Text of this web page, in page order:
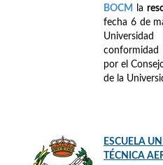
BOCM
la
fecha 6 de
por el
de la
ESCUELA
TÉCNICA